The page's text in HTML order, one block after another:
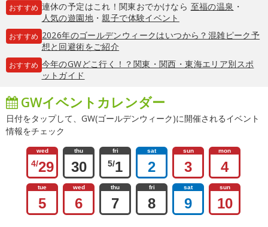
おすすめ 連休の予定はこれ！関東おでかけなら 至福の温泉 ・
人気の遊園地・親子で体験イベント
おすすめ 2026年のゴールデンウィークはいつから？混雑ピーク予
想と回避術をご紹介
おすすめ 今年のGWどこ行く！？関東・関西・東海エリア別スポ
ットガイド
GWイベントカレンダー
日付をタップして、GW(ゴールデンウィーク)に開催されるイベント
情報をチェック
wed
4/29
thu
30
fri
5/1
sat
2
sun
3
mon
4
tue
5
wed
6
thu
7
fri
8
sat
9
sun
10